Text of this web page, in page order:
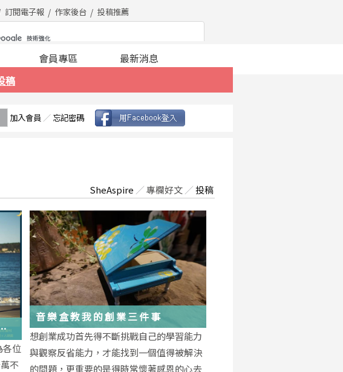
訂閱電子報 作家後台 投稿推薦
稿
會員專區 最新消息
加入會員 ／ 忘記密碼
SheAspire ／專欄好文 ／投稿
位
不
音樂盒教我的創業三件事
想創業成功首先得不斷挑戰自己的學習能力
與觀察反省能力，才能找到一個值得被解決
的問題，更重要的是得時常懷著感恩的心去